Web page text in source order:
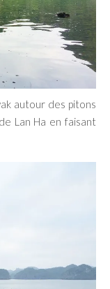
autour des pitons
Lan Ha en faisant